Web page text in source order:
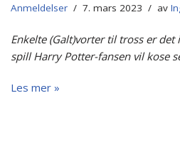
Anmeldelser 7. mars 2023 av
Enkelte (Galt)vorter til tross er
spill Harry Potter-fansen vil kose
Les mer »